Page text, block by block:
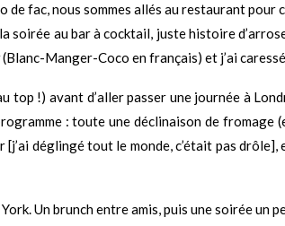
de fac, nous sommes allés au restaurant
soirée au bar à cocktail, juste histoire
(Blanc-Manger-Coco en français) et j’ai
top !) avant d’aller passer une journée à
: toute une déclinaison de
déglingé tout le monde, c’était pas
Un brunch entre amis, puis une soirée un